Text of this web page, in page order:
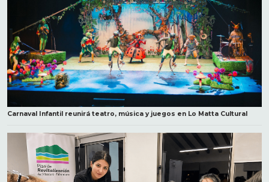
Carnaval Infantil reunirá teatro, música y juegos en Lo Matta Cultural